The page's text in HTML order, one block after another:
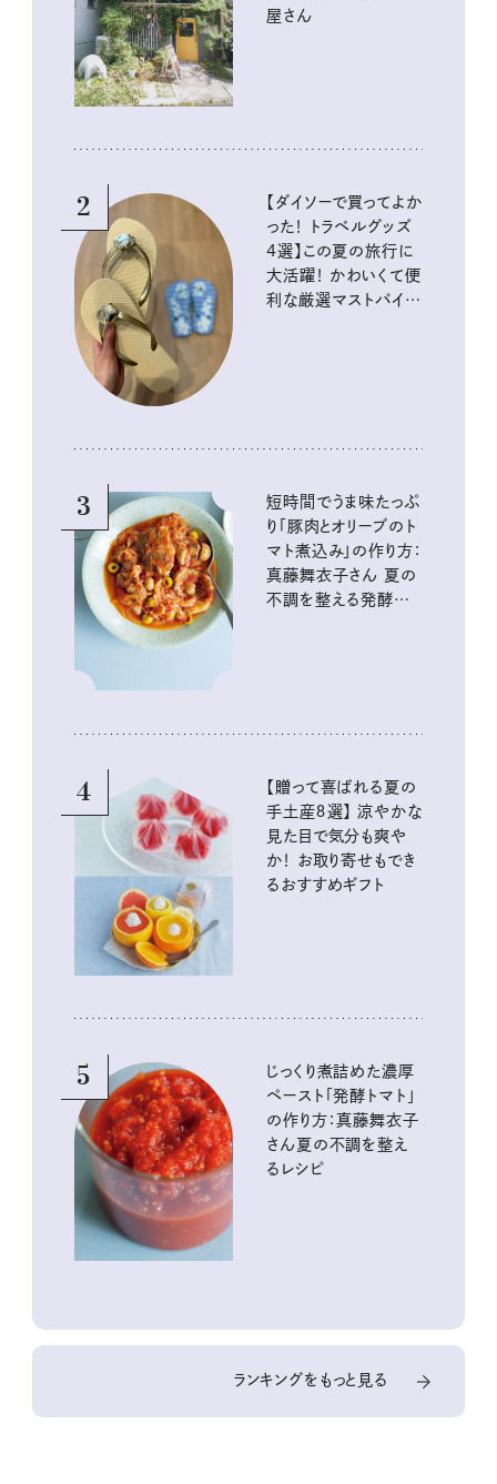
屋さん
2
【ダイソーで買ってよか
った！ トラベルグッズ
4選】この夏の旅行に
大活躍！ かわいくて便
利な厳選マストバイア
3
短時間でうま味たっぷ
り「豚肉とオリーブのト
マト煮込み」の作り方：
真藤舞衣子さん 夏の
不調を整える発酵レ
4
【贈って喜ばれる夏の
手土産８選】 涼やかな
見た目で気分も爽や
か！ お取り寄せもでき
るおすすめギフト
5
じっくり煮詰めた濃厚
ペースト「発酵トマト」
の作り方：真藤舞衣子
さん夏の不調を整え
るレシピ
ランキングをもっと見る